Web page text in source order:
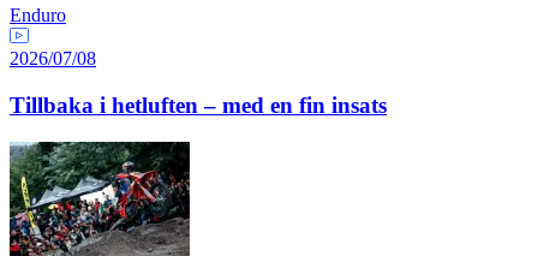
Enduro
2026/07/08
Tillbaka i hetluften – med en fin insats